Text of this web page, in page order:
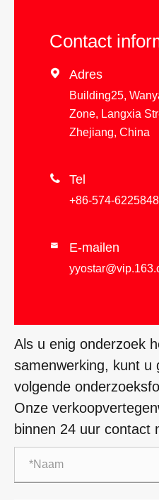
Contact
 Adres
Building25,
Zone, Langxia
Zhejiang, China
 Tel
+86-574-
 E-mailen
Als u enig onderzoek
samenwerking, kunt u
volgende
Onze
binnen 24 uur contact